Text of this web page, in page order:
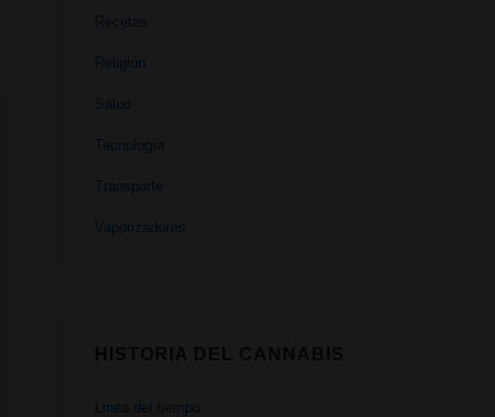
Recetas
Religión
Salud
Tecnología
Transporte
Vaporizadores
Linea del tiempo